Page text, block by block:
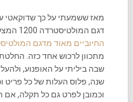
מאז ששמעתי על כך שדוקאטי
דגם המולטיסטרדה 1200 המצליח שלהם, ולאור
החיוביים מאוד מדגם
מתכוון לרכוש אחד כזה.
שבה ביליתי על האופנוע,
שנה, פלוס העלות של כל פריט
וכמובן לפרט גם כל תקלה, אם